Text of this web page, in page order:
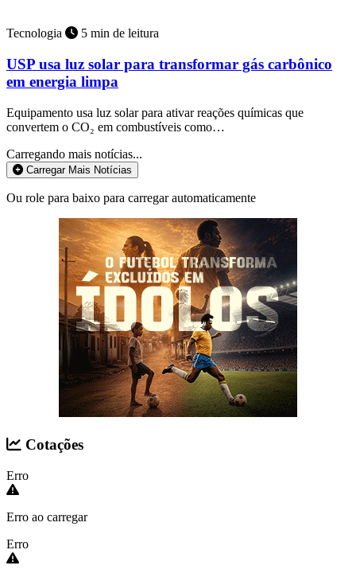
Tecnologia 5 min de leitura
USP usa luz solar para transformar gás carbônico
em energia limpa
Equipamento usa luz solar para ativar reações químicas que
convertem o CO₂ em combustíveis como…
Carregando mais notícias...
Carregar Mais Notícias
Ou role para baixo para carregar automaticamente
Cotações
Erro
Erro ao carregar
Erro